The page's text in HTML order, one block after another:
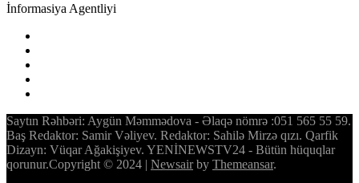
İnformasiya Agentliyi
Saytın Rəhbəri: Aygün Məmmədova - Əlaqə nömrə :051 565 55 59.
Baş Redaktor: Samir Vəliyev. Redaktor: Sahilə Mirzə qızı. Qarfik
Dizayn: Vüqar Ağakişiyev. YENİNEWSTV24 - Bütün hüquqlar
qorunur.Copyright © 2024 | Newsairby Themeansar.